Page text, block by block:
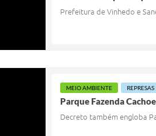
Prefeitura de Vinhedo e
MEIO AMBIENTE REPRESAS
Parque Fazenda
Decreto também engloba